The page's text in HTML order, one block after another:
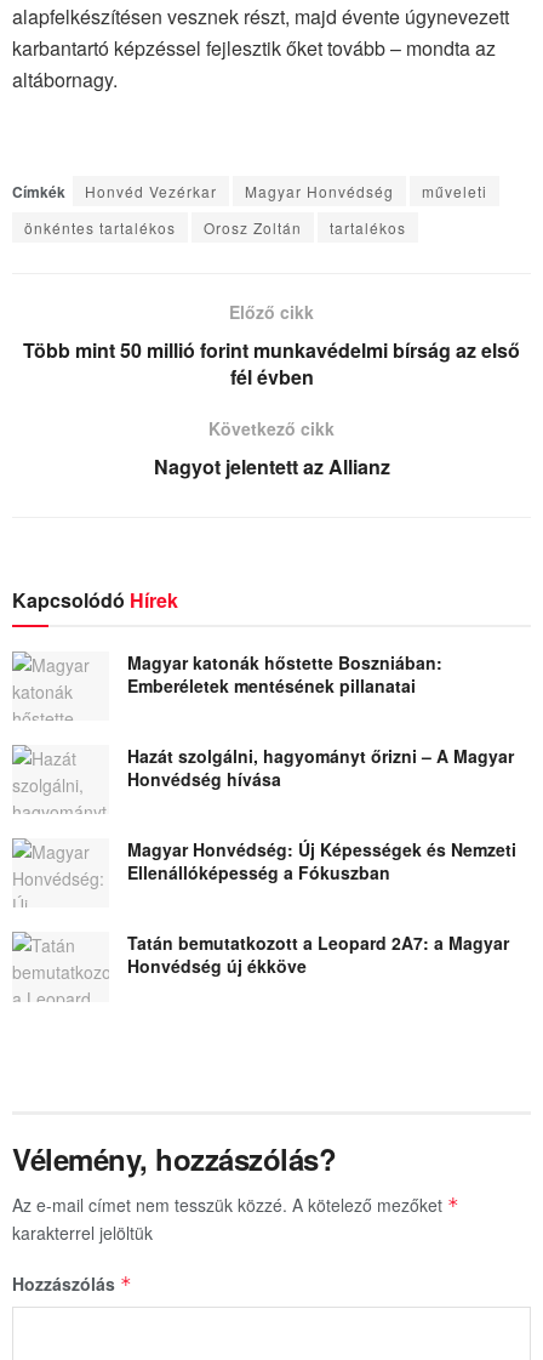
alapfelkészítésen vesznek részt, majd évente úgynevezett
karbantartó képzéssel fejlesztik őket tovább – mondta az
altábornagy.
Címkék Honvéd Vezérkar Magyar Honvédség
műveleti
önkéntes tartalékos
Orosz Zoltán tartalékos
Előző cikk
Több mint 50 millió forint munkavédelmi bírság az első
fél évben
Következő cikk
Nagyot jelentett az Allianz
Kapcsolódó Hírek
Magyar katonák hőstette Boszniában:
Emberéletek mentésének pillanatai
Hazát szolgálni, hagyományt őrizni – A Magyar
Honvédség hívása
Magyar Honvédség: Új Képességek és Nemzeti
Ellenállóképesség a Fókuszban
Tatán bemutatkozott a Leopard 2A7: a Magyar
Honvédség új ékköve
Vélemény, hozzászólás?
Az e-mail címet nem tesszük közzé. A kötelező mezőket *
karakterrel jelöltük
Hozzászólás *